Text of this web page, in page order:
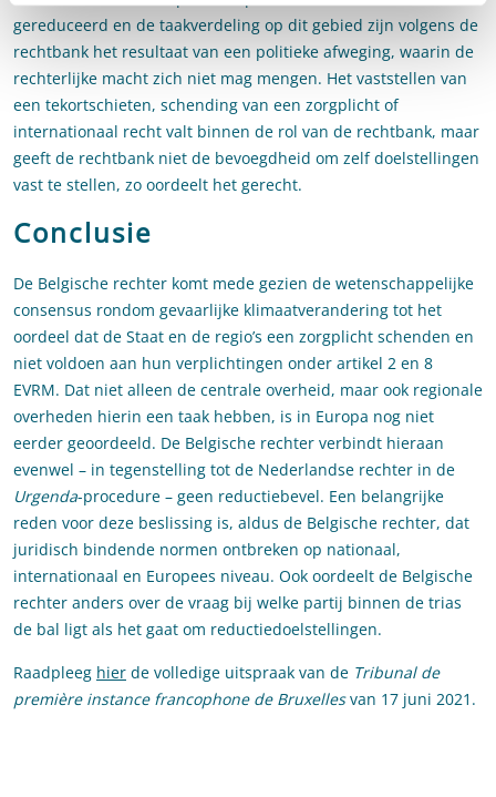
gereduceerd en de taakverdeling op dit gebied zijn volgens de
rechtbank het resultaat van een politieke afweging, waarin de
rechterlijke macht zich niet mag mengen. Het vaststellen van
een tekortschieten, schending van een zorgplicht of
internationaal recht valt binnen de rol van de rechtbank, maar
geeft de rechtbank niet de bevoegdheid om zelf doelstellingen
vast te stellen, zo oordeelt het gerecht.
Conclusie
De Belgische rechter komt mede gezien de wetenschappelijke
consensus rondom gevaarlijke klimaatverandering tot het
oordeel dat de Staat en de regio’s een zorgplicht schenden en
niet voldoen aan hun verplichtingen onder artikel 2 en 8
EVRM. Dat niet alleen de centrale overheid, maar ook regionale
overheden hierin een taak hebben, is in Europa nog niet
eerder geoordeeld. De Belgische rechter verbindt hieraan
evenwel – in tegenstelling tot de Nederlandse rechter in de
Urgenda-procedure – geen reductiebevel. Een belangrijke
reden voor deze beslissing is, aldus de Belgische rechter, dat
juridisch bindende normen ontbreken op nationaal,
internationaal en Europees niveau. Ook oordeelt de Belgische
rechter anders over de vraag bij welke partij binnen de trias
de bal ligt als het gaat om reductiedoelstellingen.
Raadpleeg hier de volledige uitspraak van de Tribunal de
première instance francophone de Bruxellesvan 17 juni 2021.